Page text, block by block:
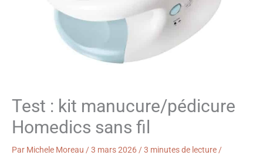
Test : kit manucure/pédicure
Homedics sans fil
Par Michele Moreau /3 mars 2026 /3 minutes de lecture /